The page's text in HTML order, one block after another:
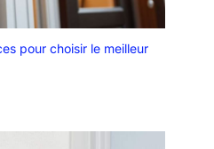
pour choisir le meilleur